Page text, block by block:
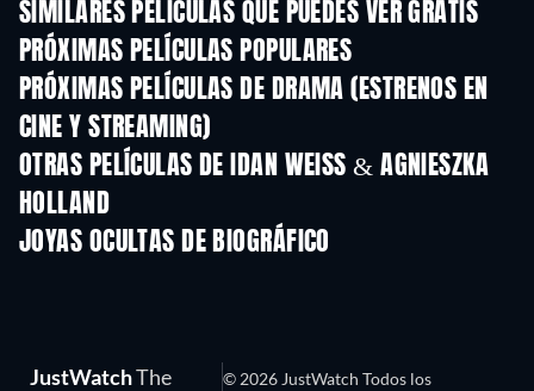
SIMILARES PELÍCULAS QUE PUEDES VER GRATIS
PRÓXIMAS PELÍCULAS POPULARES
PRÓXIMAS PELÍCULAS DE DRAMA (ESTRENOS EN
CINE Y STREAMING)
OTRAS PELÍCULAS DE IDAN WEISS & AGNIESZKA
HOLLAND
JOYAS OCULTAS DE BIOGRÁFICO
JustWatchThe
© 2026 JustWatch Todos los